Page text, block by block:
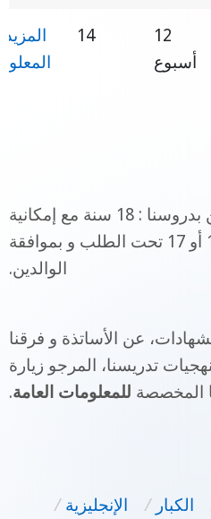
12
أسبوع
14
السن الادنى للمشتركين بدروسنا : 18 سنة مع إمكانية
تسجيل الطلاب في سن 16 أو 17 تحت الطلب و بموافقة
الوالدين.
عن الأساتذة و فرقنا
تدريسنا، المرجو زيارة
المخصصة للمعلومات العامة.
الكبار / الإنجليزية /